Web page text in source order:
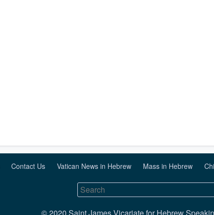
Contact Us Vatican News in Hebrew Mass in Hebrew